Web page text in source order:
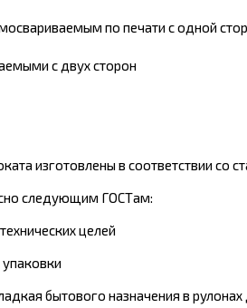
по печати с одной
с двух сторон
изготовлены в соответствии со
следующим ГОСТам:
целей
бытового назначения в